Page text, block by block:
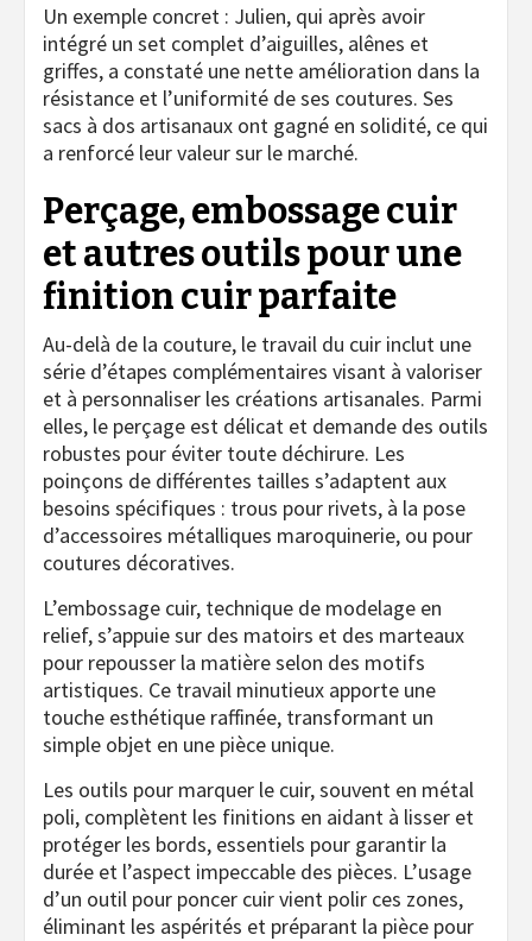
Un exemple concret : Julien, qui après avoir
intégré un set complet d’aiguilles, alênes et
griffes, a constaté une nette amélioration dans la
résistance et l’uniformité de ses coutures. Ses
sacs à dos artisanaux ont gagné en solidité, ce qui
a renforcé leur valeur sur le marché.
Perçage, embossage cuir
et autres outils pour une
finition cuir parfaite
Au-delà de la couture, le travail du cuir inclut une
série d’étapes complémentaires visant à valoriser
et à personnaliser les créations artisanales. Parmi
elles, le perçage est délicat et demande des outils
robustes pour éviter toute déchirure. Les
poinçons de différentes tailles s’adaptent aux
besoins spécifiques : trous pour rivets, à la pose
d’accessoires métalliques maroquinerie, ou pour
coutures décoratives.
L’embossage cuir, technique de modelage en
relief, s’appuie sur des matoirs et des marteaux
pour repousser la matière selon des motifs
artistiques. Ce travail minutieux apporte une
touche esthétique raffinée, transformant un
simple objet en une pièce unique.
Les outils pour marquer le cuir, souvent en métal
poli, complètent les finitions en aidant à lisser et
protéger les bords, essentiels pour garantir la
durée et l’aspect impeccable des pièces. L’usage
d’un outil pour poncer cuir vient polir ces zones,
éliminant les aspérités et préparant la pièce pour